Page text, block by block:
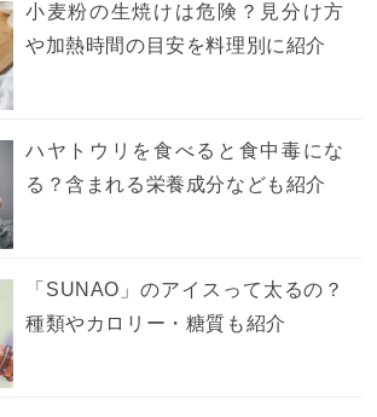
小麦粉の生焼けは危険？見分け方
や加熱時間の目安を料理別に紹介
ハヤトウリを食べると食中毒にな
る？含まれる栄養成分なども紹介
「SUNAO」のアイスって太るの？
種類やカロリー・糖質も紹介